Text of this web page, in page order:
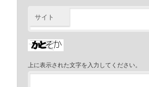
サイト
上に表示された文字を入力してください。